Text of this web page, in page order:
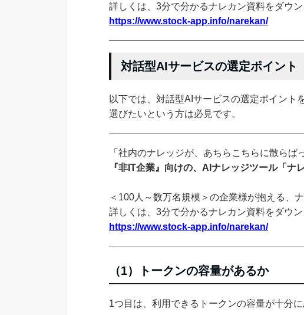
詳しくは、3分で分かるナレカン資料をダウ
https://www.stock-app.info/narekan/
対話型AIサービスの選定ポイント
以下では、対話型AIサービスの選定ポイント
選びたいという方は必見です。
「社内のナレッジが、あちらこちらに散らば
『非IT企業』向けの、AIナレッジツール「ナ
＜100人～数万名規模＞の企業様が抱える、
詳しくは、3分で分かるナレカン資料をダウ
https://www.stock-app.info/narekan/
（1）トークンの容量があるか
1つ目は、利用できるトークンの容量が十分に